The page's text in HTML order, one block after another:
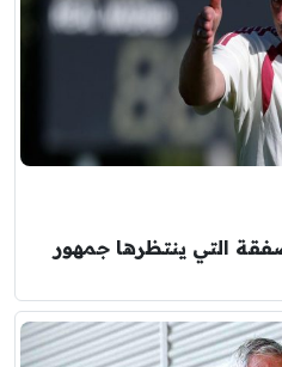
التي ينتظرها جمهور